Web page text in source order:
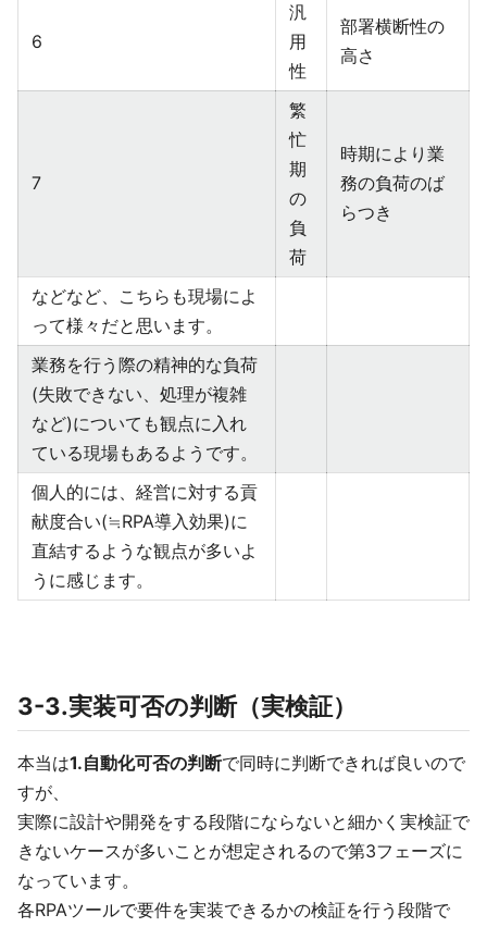
6
汎
用
性
部署横断性の
高さ
7
繁
忙
期
の
負
荷
時期により業
務の負荷のば
らつき
などなど、こちらも現場によ
って様々だと思います。
業務を行う際の精神的な負荷
(失敗できない、処理が複雑
など)についても観点に入れ
ている現場もあるようです。
個人的には、経営に対する貢
献度合い(≒RPA導入効果)に
直結するような観点が多いよ
うに感じます。
3-3.実装可否の判断（実検証）
本当は1.自動化可否の判断で同時に判断できれば良いので
すが、
実際に設計や開発をする段階にならないと細かく実検証で
きないケースが多いことが想定されるので第3フェーズに
なっています。
各RPAツールで要件を実装できるかの検証を行う段階で